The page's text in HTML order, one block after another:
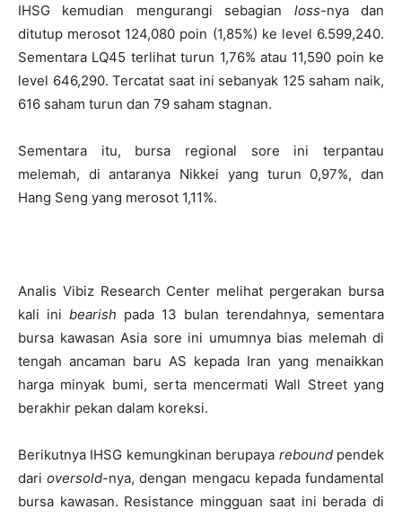
IHSG kemudian mengurangi sebagian loss-nya dan
ditutup merosot 124,080 poin (1,85%) ke level 6.599,240.
Sementara LQ45 terlihat turun 1,76% atau 11,590 poin ke
level 646,290. Tercatat saat ini sebanyak 125 saham naik,
616 saham turun dan 79 saham stagnan.
Sementara itu, bursa regional sore ini terpantau
melemah, di antaranya Nikkei yang turun 0,97%, dan
Hang Seng yang merosot 1,11%.
Analis Vibiz Research Center melihat pergerakan bursa
kali ini bearish pada 13 bulan terendahnya, sementara
bursa kawasan Asia sore ini umumnya bias melemah di
tengah ancaman baru AS kepada Iran yang menaikkan
harga minyak bumi, serta mencermati Wall Street yang
berakhir pekan dalam koreksi.
Berikutnya IHSG kemungkinan berupaya reboundpendek
darioversold-nya, dengan mengacu kepada fundamental
bursa kawasan. Resistance mingguan saat ini berada di